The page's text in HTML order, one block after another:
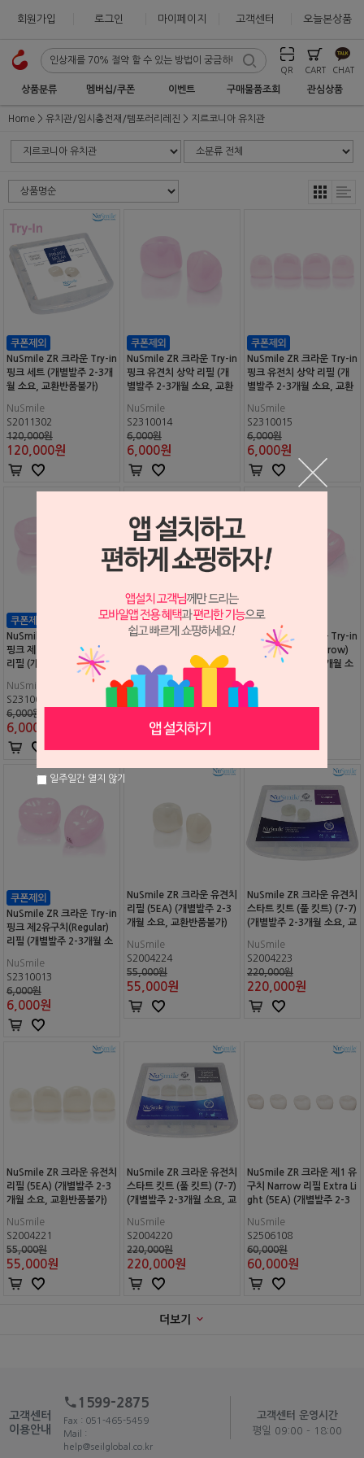
회원가입 로그인 마이페이지 고객센터 오늘본상품
QR CART CHAT
상품분류 멤버십/쿠폰 이벤트 구매물품조회 관심상품
Home 유치관/임시충전재/템포러리레진 지르코니아 유치관
NuSmile ZR 크라운 Try-in
핑크 세트 (개별발주 2-3개
월 소요, 교환반품불가)
NuSmile
S2011302
120,000원
120,000원
NuSmile ZR 크라운 Try-in
핑크 유견치 상악 리필 (개
별발주 2-3개월 소요, 교환
NuSmile
S2310014
6,000원
6,000원
NuSmile ZR 크라운 Try-in
핑크 유전치 상악 리필 (개
별발주 2-3개월 소요, 교환
NuSmile
S2310015
6,000원
6,000원
NuSmile ZR 크라운 Try-in
핑크 제1유구치(Narrow)
리필 (개별발주 2-3개월 소
NuSmile
S2310010
6,000원
6,000
NuSmile ZR 크라운 Try-in
리필 (개별발주 2-3개월 소
요, 교환반품불가)
NuSmile
S2310011
6,000원
NuSmile ZR 크라운 Try-in
핑크 제2유구치(Narrow)
리필 (개별발주 2-3개월 소
NuSmile
S2310012
NuSmile ZR 크라운 Try-in
핑크 제2유구치(Regular)
리필 (개별발주 2-3개월 소
NuSmile
S2310013
6,000원
6,000원
NuSmile ZR 크라운 유견치
리필 (5EA) (개별발주 2-3
개월 소요, 교환반품불가)
NuSmile
S2004224
55,000원
55,000원
NuSmile ZR 크라운 유견치
스타트 킷트 (풀 킷트) (7-7)
(개별발주 2-3개월 소요, 교
NuSmile
S2004223
220,000원
220,000원
NuSmile ZR 크라운 유전치
리필 (5EA) (개별발주 2-3
개월 소요, 교환반품불가)
NuSmile
S2004221
55,000원
55,000원
NuSmile ZR 크라운 유전치
스타트 킷트 (풀 킷트) (7-7)
(개별발주 2-3개월 소요, 교
NuSmile
S2004220
220,000원
220,000원
NuSmile ZR 크라운 제1 유
구치 Narrow 리필 Extra Li
ght (5EA) (개별발주 2-3
NuSmile
S2506108
60,000원
60,000원
더보기
고객센터
이용안내
1599-2875
Fax : 051-465-5459
Mail :
help@seilglobal.co.kr
고객센터 운영시간
평일 09:00 - 18:00
일주일간 열지 않기